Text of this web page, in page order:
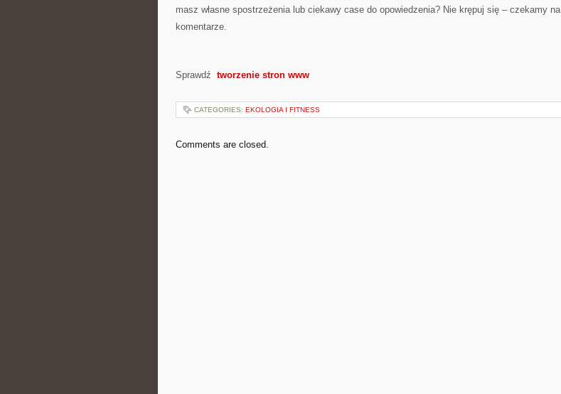
masz własne spostrzeżenia lub ciekawy case do opowiedzenia? Nie krępuj się – czekamy na
komentarze.
Sprawdź tworzenie stron www
CATEGORIES: EKOLOGIA I FITNESS
Comments are closed.